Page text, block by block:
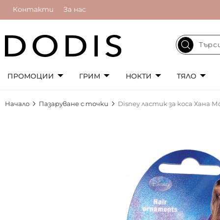
Контакти За нас
ПРОМОЦИИ ГРИМ НОКТИ ТЯЛО
Начало Пазаруване с точки Disney ластик за коса Хана